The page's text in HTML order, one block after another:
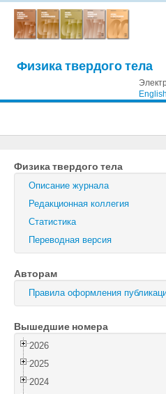
Физика твердого тела
Журнал технической
Письма в Журнал
Физика твердого тела
Физика и техника
Оптика и спектроскопия
Поиск
Войти
Физика твердого тела
Описание журнала
Редакционная коллегия
Статистика
Переводная версия
Авторам
Правила оформления
Вышедшие номера
2026
2025
2024